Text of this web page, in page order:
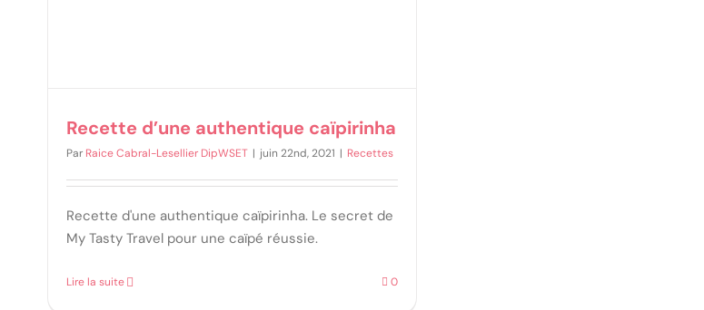
Recette d’une authentique caïpirinha
Par Raice Cabral-Lesellier DipWSET | juin 22nd, 2021 | Recettes
Recette d'une authentique caïpirinha. Le secret de
My Tasty Travel pour une caïpé réussie.
Lire la suite 0